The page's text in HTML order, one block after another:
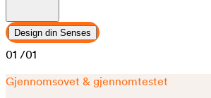
Design din Senses
01 /01
Gjennomsovet & gjennomtestet